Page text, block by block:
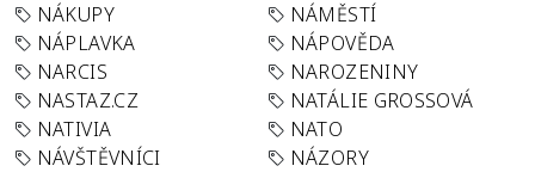
NÁKUPY
NÁMĚSTÍ
NÁPLAVKA
NÁPOVĚDA
NARCIS
NAROZENINY
NASTAZ.CZ
NATÁLIE GROSSOVÁ
NATIVIA
NATO
NÁVŠTĚVNÍCI
NÁZORY